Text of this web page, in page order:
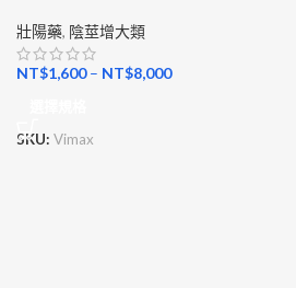
壯陽藥, 陰莖增大類
NT$1,600– NT$8,000
SKU: Vimax